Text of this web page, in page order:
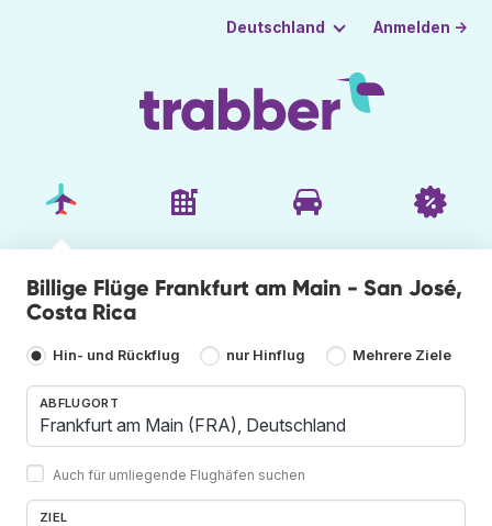
Deutschland Anmelden →
Billige Flüge Frankfurt am Main - San José,
Costa Rica
Hin- und Rückflug nur Hinflug Mehrere Ziele
ABFLUGORT
Auch für umliegende Flughäfen suchen
ZIEL